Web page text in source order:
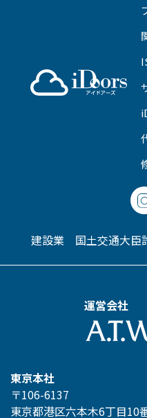
建設業 国土交通大臣
運営会社
東京本社
〒106-6137
東京都港区六本木6丁目10